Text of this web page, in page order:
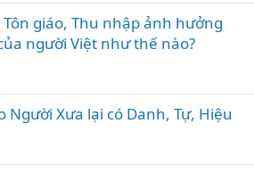
giáo, Thu nhập ảnh hưởng
người Việt như thế nào?
Người Xưa lại có Danh, Tự, Hiệu